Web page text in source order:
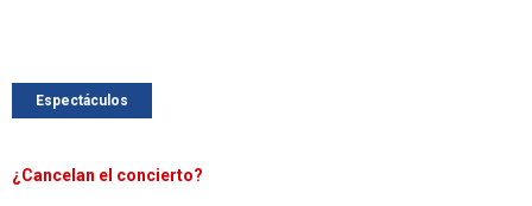
Espectáculos
¿Cancelan el concierto?